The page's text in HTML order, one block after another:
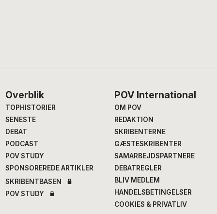
Footer
Overblik
TOPHISTORIER
SENESTE
DEBAT
PODCAST
POV STUDY
SPONSOREREDE ARTIKLER
SKRIBENTBASEN
POV STUDY
POV International
OM POV
REDAKTION
SKRIBENTERNE
GÆSTESKRIBENTER
SAMARBEJDSPARTNERE
DEBATREGLER
BLIV MEDLEM
HANDELSBETINGELSER
COOKIES & PRIVATLIV